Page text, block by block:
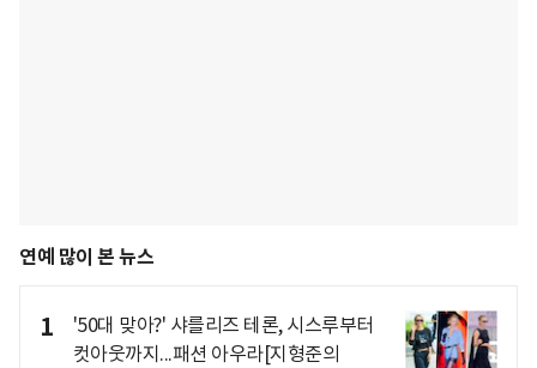
연예 많이 본 뉴스
1
'50대 맞아?' 샤를리즈 테론, 시스루부터
컷아웃까지...패션 아우라[지형준의